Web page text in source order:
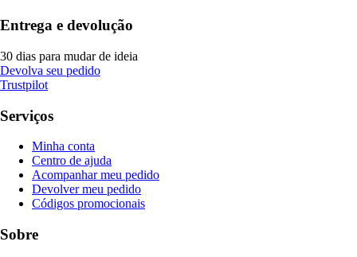
Entrega e devolução
30 dias para mudar de ideia
Devolva seu pedido
Trustpilot
Serviços
Minha conta
Centro de ajuda
Acompanhar meu pedido
Devolver meu pedido
Códigos promocionais
Sobre